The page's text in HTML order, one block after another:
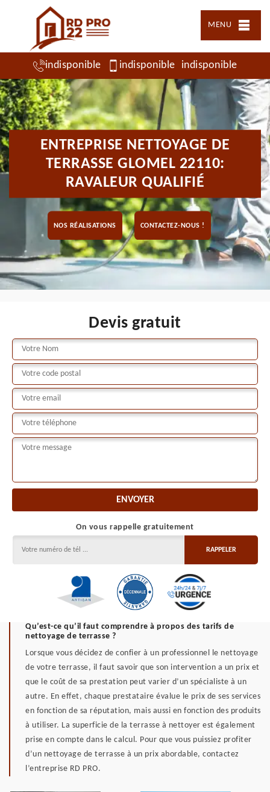
MENU
indisponible indisponible indisponible
ENTREPRISE NETTOYAGE DE
TERRASSE GLOMEL 22110:
RAVALEUR QUALIFIÉ
NOS RÉALISATIONS CONTACTEZ-NOUS !
Devis gratuit
On vous rappelle gratuitement
Qu’est-ce qu’il faut comprendre à propos des tarifs de
nettoyage de terrasse ?
Lorsque vous décidez de confier à un professionnel le nettoyage
de votre terrasse, il faut savoir que son intervention a un prix et
que le coût de sa prestation peut varier d’un spécialiste à un
autre. En effet, chaque prestataire évalue le prix de ses services
en fonction de sa réputation, mais aussi en fonction des produits
à utiliser. La superficie de la terrasse à nettoyer est également
prise en compte dans le calcul. Pour que vous puissiez profiter
d’un nettoyage de terrasse à un prix abordable, contactez
l’entreprise RD PRO.